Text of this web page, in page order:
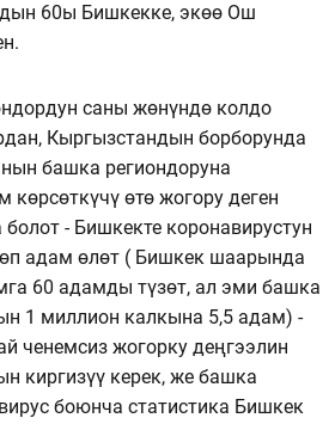
60ы Бишкекке, экөө Ош
саны жөнүндө колдо
Кыргызстандын борборунда
башка региондоруна
өтө жогору деген
болот - Бишкекте коронавирустун
адам өлөт ( Бишкек шаарында
60 адамды түзөт, ал эми башка
1 миллион калкына 5,5 адам) -
ченемсиз жогорку деңгээлин
киргизүү керек, же башка
боюнча статистика Бишкек